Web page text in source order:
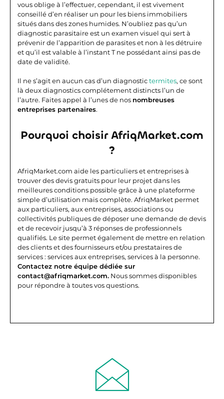
vous oblige à l’effectuer, cependant, il est vivement
conseillé d’en réaliser un pour les biens immobiliers
situés dans des zones humides. N’oubliez pas qu’un
diagnostic parasitaire est un examen visuel qui sert à
prévenir de l’apparition de parasites et non à les détruire
et qu’il est valable à l’instant T ne possédant ainsi pas de
date de validité.
Il ne s’agit en aucun cas d’un diagnostictermites, ce sont
là deux diagnostics complétement distincts l’un de
l’autre. Faites appel à l’unes de nos nombreuses
entreprises partenaires.
Pourquoi choisir AfriqMarket.com
?
AfriqMarket.com aide les particuliers et entreprises à
trouver des devis gratuits pour leur projet dans les
meilleures conditions possible grâce à une plateforme
simple d’utilisation mais complète. AfriqMarket permet
aux particuliers, aux entreprises, associations ou
collectivités publiques de déposer une demande de devis
et de recevoir jusqu’à 3 réponses de professionnels
qualifiés. Le site permet également de mettre en relation
des clients et des fournisseurs et/ou prestataires de
services : services aux entreprises, services à la personne.
Contactez notre équipe dédiée sur
contact@afriqmarket.com. Nous sommes disponibles
pour répondre à toutes vos questions.